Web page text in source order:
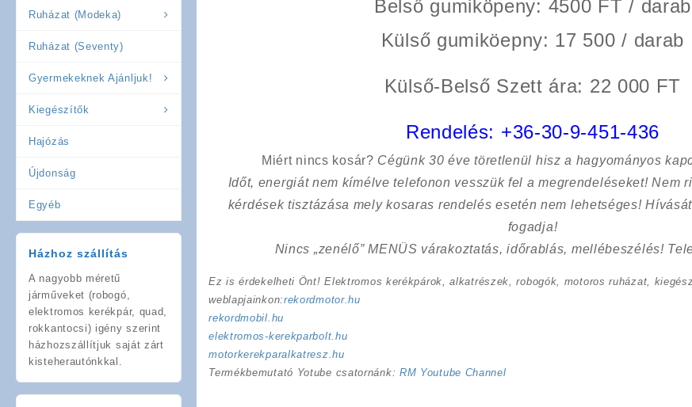
Ruházat (Modeka)
Ruházat (Seventy)
Gyermekeknek Ajánljuk!
Kiegészítők
Hajózás
Újdonság
Egyéb
Házhoz szállítás
A nagyobb méretű
járműveket (robogó,
elektromos kerékpár, quad,
rokkantocsi) igény szerint
házhozszállítjuk saját zárt
kisteherautónkkal.
Belső gumiköpeny: 4500 FT / darab
Külső gumiköepny: 17 500 / darab
Külső-Belső Szett ára: 22 000 FT
Rendelés: +36-30-9-451-436
Miért nincs kosár? Cégünk 30 éve töretlenül hisz a hagyományos
Időt, energiát nem kímélvetelefonon vesszük fel a megrendeléseket! Nem
kérdések tisztázása mely kosaras rendelés esetén nem lehetséges!
fogadja!
Nincs „zenélő” MENÜS várakoztatás, időrablás, mellébeszélés!
Ez is érdekelheti Önt! Elektromos kerékpárok, alkatrészek, robogók, motoros ruházat,
weblapjainkon:rekordmotor.hu
rekordmobil.hu
elektromos-kerekparbolt.hu
motorkerekparalkatresz.hu
Termékbemutató Yotube csatornánk: RM Youtube Channel